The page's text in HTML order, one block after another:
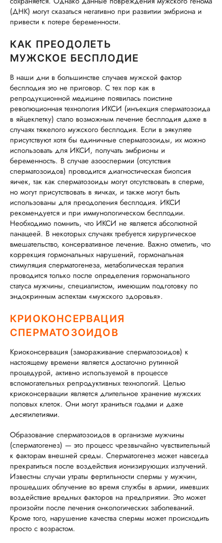
(ДНК) могут сказаться негативно при развитии эмбриона и
привести к потере беременности.
КАК ПРЕОДОЛЕТЬ
МУЖСКОЕ БЕСПЛОДИЕ
В наши дни в большинстве случаев мужской фактор
бесплодия это не приговор. С тех пор как в
репродукционной медицине появилась поистине
революционная технология ИКСИ (инъекция сперматозоида
в яйцеклетку) стало возможным лечение бесплодия даже в
случаях тяжелого мужского бесплодия. Если в эякуляте
присутствуют хотя бы единичные сперматозоиды, их можно
использовать для ИКСИ, получать эмбрионы и
беременность. В случае азооспермии (отсутствия
сперматозоидов) проводится диагностическая биопсия
яичек, так как сперматозоиды могут отсутствовать в сперме,
но могут присутствовать в яичках, и также могут быть
использованы для преодоления бесплодия. ИКСИ
рекомендуется и при иммунологическом бесплодии.
Необходимо помнить, что ИКСИ не является абсолютной
панацеей. В некоторых случаях требуется хирургическое
вмешательство, консервативное лечение. Важно отметить, что
коррекция гормональных нарушений, гормональная
стимуляция сперматогенеза, метаболическая терапия
проводится только после определения гормонального
статуса мужчины, специалистом, имеющим подготовку по
эндокринным аспектам «мужского здоровья».
КРИОКОНСЕРВАЦИЯ
СПЕРМАТОЗОИДОВ
Криоконсервация (замораживание сперматозоидов) к
настоящему времени является достаточно рутинной
процедурой, активно используемой в процессе
вспомогательных репродуктивных технологий. Целью
криоконсервации является длительное хранение мужских
половых клеток. Они могут храниться годами и даже
десятилетиями.
Образование сперматозоидов в организме мужчины
(сперматогенез) — это процесс чрезвычайно чувствительный
к факторам внешней среды. Сперматогенез может навсегда
прекратиться после воздействия ионизирующих излучений.
Известны случаи утраты фертильности спермы у мужчин,
прошедших облучение во время службы в армии, имевших
воздействие вредных факторов на предприятии. Это может
произойти после лечения онкологических заболеваний.
Кроме того, нарушение качества спермы может происходить
просто с возрастом.